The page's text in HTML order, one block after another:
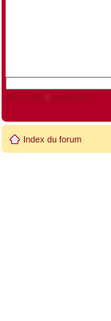
AJAX Chat © blueimp.net
Index du forum